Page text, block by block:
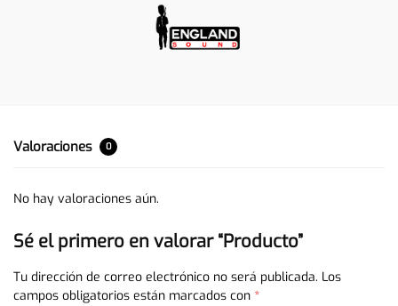
Valoraciones 0
No hay valoraciones aún.
Sé el primero en valorar “Producto”
Tu dirección de correo electrónico no será publicada. Los
campos obligatorios están marcados con *